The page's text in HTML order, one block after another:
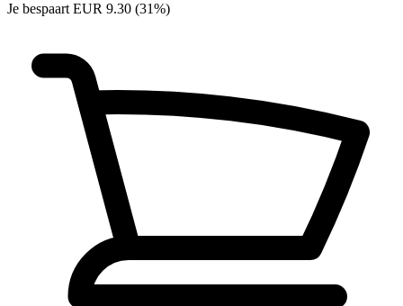
Je bespaart EUR 9.30 (31%)